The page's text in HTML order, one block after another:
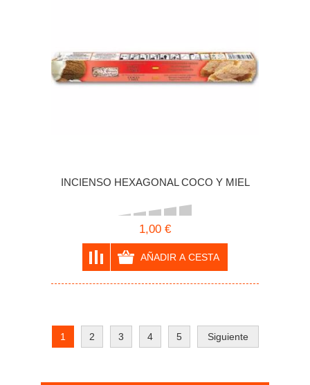
INCIENSO HEXAGONAL COCO Y MIEL
1,00 €
1 2 3 4 5 Siguiente